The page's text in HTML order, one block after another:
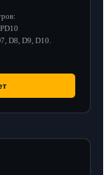
D8, D9, D10.